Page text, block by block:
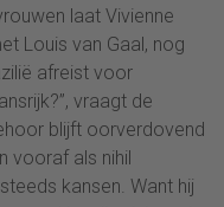
laat Vivienne
Louis van Gaal, nog
afreist voor
vraagt de
blijft oorverdovend
vooraf als nihil
kansen. Want hij